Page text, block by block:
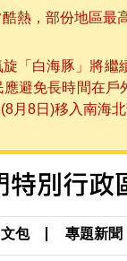
熱，部份地區
「白海豚」將
避免長時間在
月8日)移入南海
文包 專題新聞